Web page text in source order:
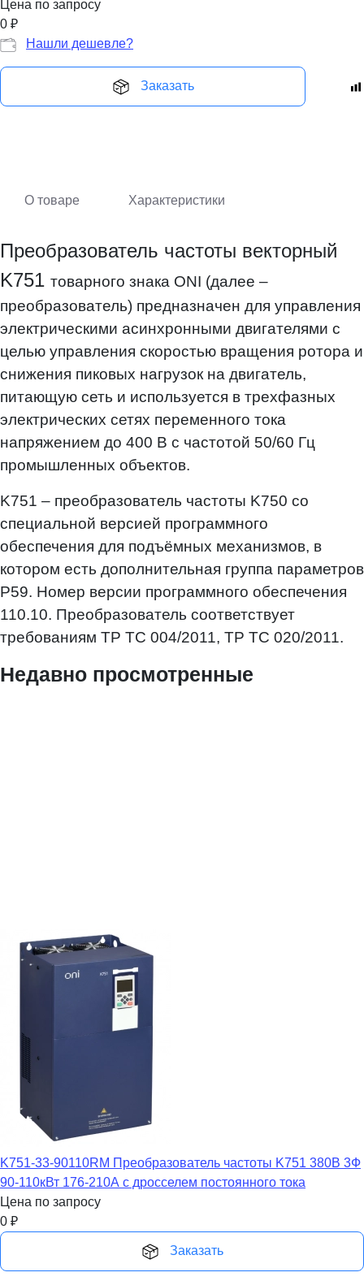
Цена по запросу
0 ₽
Нашли дешевле?
Заказать
О товаре Характеристики
Преобразователь частоты векторный
K751 товарного знака ONI (далее –
преобразователь) предназначен для управления
электрическими асинхронными двигателями с
целью управления скоростью вращения ротора и
снижения пиковых нагрузок на двигатель,
питающую сеть и используется в трехфазных
электрических сетях переменного тока
напряжением до 400 В с частотой 50/60 Гц
промышленных объектов.
K751 – преобразователь частоты K750 со
специальной версией программного
обеспечения для подъёмных механизмов, в
котором есть дополнительная группа параметров
Р59. Номер версии программного обеспечения
110.10. Преобразователь соответствует
требованиям ТР ТС 004/2011, ТР ТС 020/2011.
Недавно просмотренные
K751-33-90110RM Преобразователь частоты K751 380В 3Ф
90-110кВт 176-210А с дросселем постоянного тока
Цена по запросу
0 ₽
Заказать